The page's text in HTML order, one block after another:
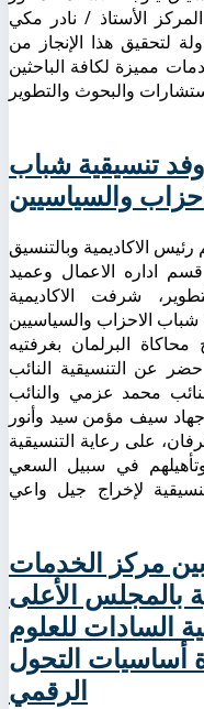
الأستاذ / نادر مكي
لتحقيق هذا الإنجاز من
مميزة لكافة الباحثين
والبحوث والتطوير
وفد تنسيقية شباب
والسياسيين
الاكاديمية وبالتنسيق
اداره الاعمال وعميد
شرفت الاكاديمية
شباب الاحزاب والسياسيين
البرلمان بغرفتيه
عن التنسيقية النائب
محمد عزمي والنائب
سيف مؤمن سيد وأنور
على رعاية التنسيقية
في سبيل السعي
لإخراج جيل واعي
مركز الخدمات
بالمجلس الأعلى
السادات للعلوم
أساسيات التحول
الرقمي